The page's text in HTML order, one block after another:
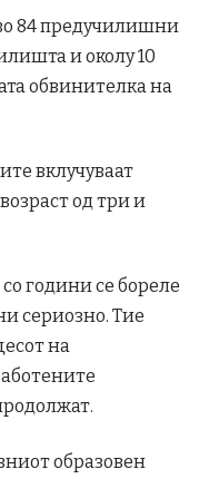
84 предучилишни
и околу 10
обвинителка на
вклучуваат
од три и
години се бореле
сериозно. Тие
на
образовен